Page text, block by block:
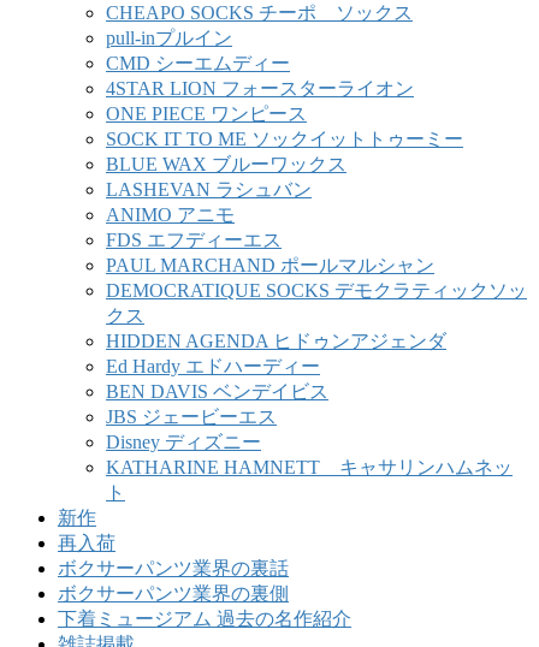
CHEAPO SOCKS チーポ ソックス
pull-inプルイン
CMD シーエムディー
4STAR LION フォースターライオン
ONE PIECE ワンピース
SOCK IT TO ME ソックイットトゥーミー
BLUE WAX ブルーワックス
LASHEVAN ラシュバン
ANIMO アニモ
FDS エフディーエス
PAUL MARCHAND ポールマルシャン
DEMOCRATIQUE SOCKS デモクラティックソッ
クス
HIDDEN AGENDA ヒドゥンアジェンダ
Ed Hardy エドハーディー
BEN DAVIS ベンデイビス
JBS ジェービーエス
Disney ディズニー
KATHARINE HAMNETT キャサリンハムネッ
ト
新作
再入荷
ボクサーパンツ業界の裏話
ボクサーパンツ業界の裏側
下着ミュージアム 過去の名作紹介